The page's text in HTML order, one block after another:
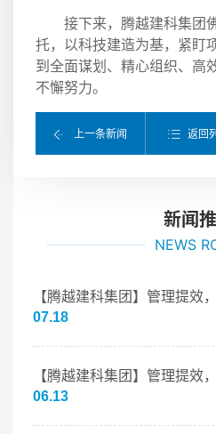
接下来，腾越建科集团
托，以科技建造为基，紧盯
到全面谋划、精心组织、高
不懈努力。
上一条新闻 返回
新闻
NEWS
【腾越建科集团】管理提效
07.18
【腾越建科集团】管理提效
06.13